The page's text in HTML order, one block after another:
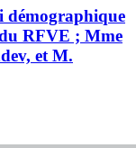
démographique
RFVE ; Mme
et M.